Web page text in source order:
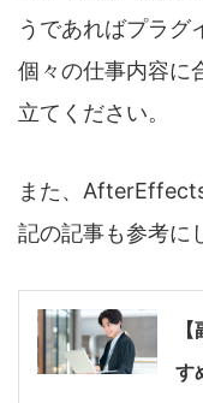
うであればプラグ
個々の仕事内容に
立てください。
また、
記の記事も参考に
す